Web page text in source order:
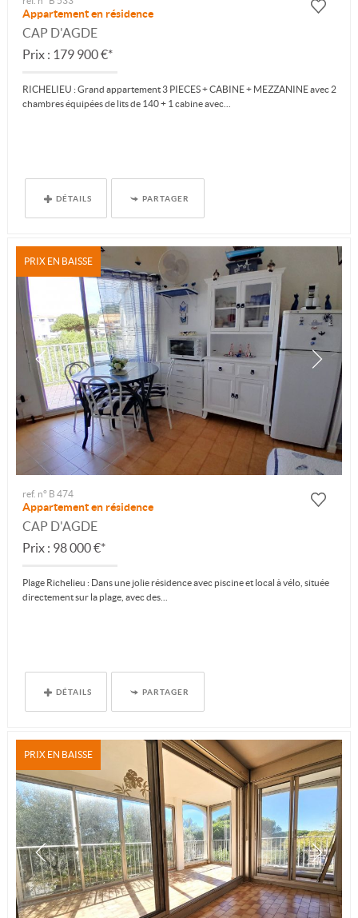
Appartement en résidence
CAP D'AGDE
Prix : 179 900 €*
RICHELIEU : Grand appartement 3 PIECES + CABINE + MEZZANINE avec 2
chambres équipées de lits de 140 + 1 cabine avec...
DÉTAILS PARTAGER
PRIX EN BAISSE
ref. n° B 474
Appartement en résidence
CAP D'AGDE
Prix : 98 000 €*
Plage Richelieu : Dans une jolie résidence avec piscine et local à vélo, située
directement sur la plage, avec des...
DÉTAILS PARTAGER
PRIX EN BAISSE